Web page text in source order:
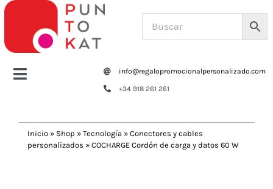
Saltar
contenido
Toggle
Tazas y botellas
info@regalopromocionalpersonalizado.com
+34 918 261 261
Inicio » Shop » Tecnología » Conectores y cables
personalizados » COCHARGE Cordón de carga y datos 60 W